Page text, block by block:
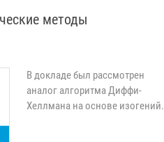
методы
В докладе был рассмотрен
аналог алгоритма Диффи-
Хеллмана на основе изогений.